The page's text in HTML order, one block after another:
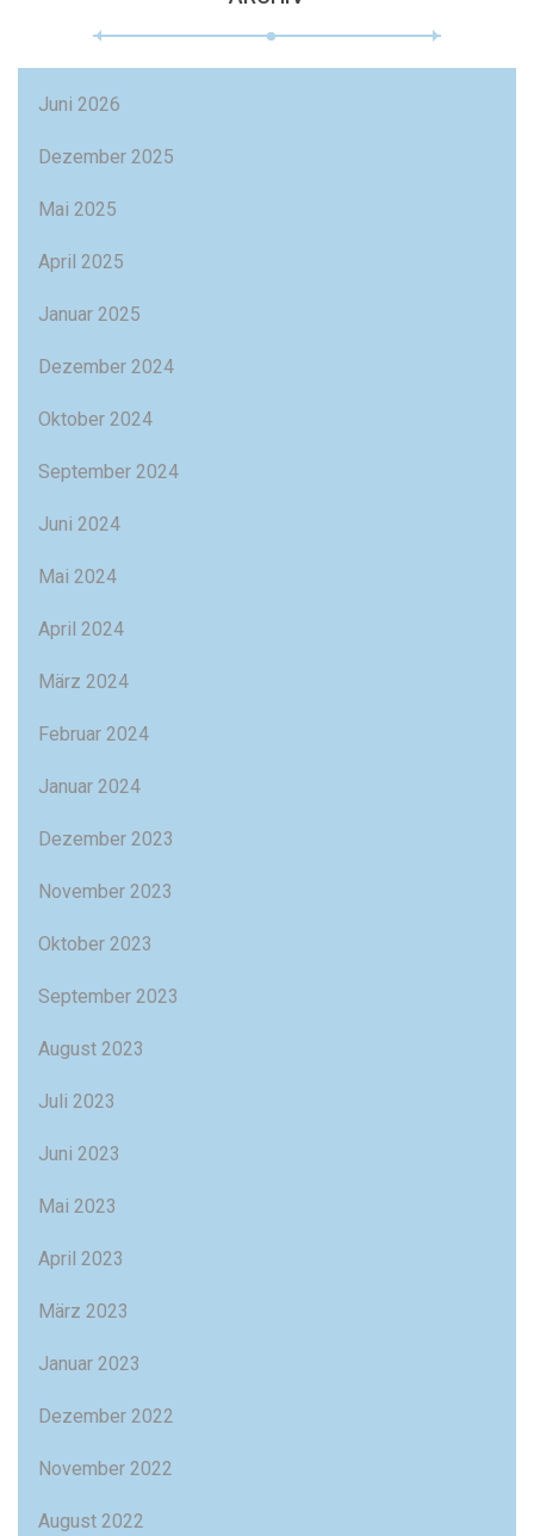
Juni 2026
Dezember 2025
Mai 2025
April 2025
Januar 2025
Dezember 2024
Oktober 2024
September 2024
Juni 2024
Mai 2024
April 2024
März 2024
Februar 2024
Januar 2024
Dezember 2023
November 2023
Oktober 2023
September 2023
August 2023
Juli 2023
Juni 2023
Mai 2023
April 2023
März 2023
Januar 2023
Dezember 2022
November 2022
August 2022